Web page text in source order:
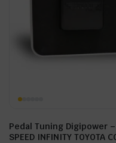
Pedal Tuning Digipower
SPEED INFINITY TOYOTA